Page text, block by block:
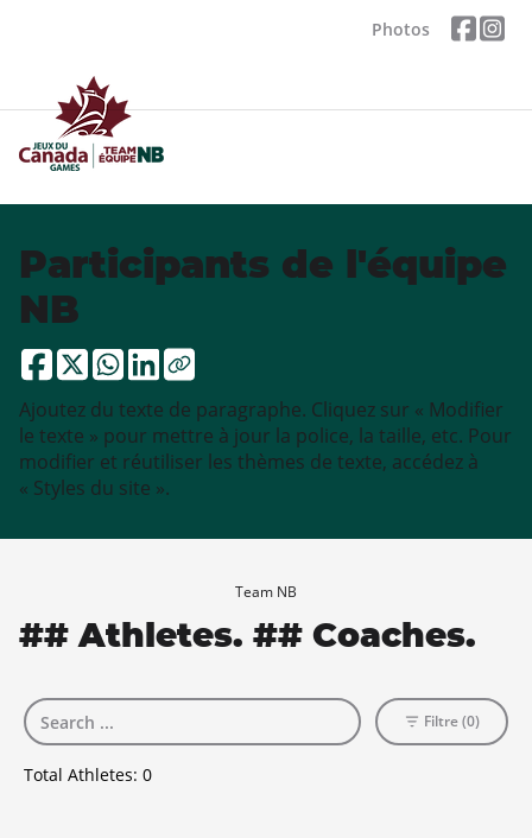
Photos
Participants de l'équipe
NB
Ajoutez du texte de paragraphe. Cliquez sur « Modifier
le texte » pour mettre à jour la police, la taille, etc. Pour
modifier et réutiliser les thèmes de texte, accédez à
« Styles du site ».
Team NB
## Athletes. ## Coaches.
Total Athletes: 0
Filtre (0)